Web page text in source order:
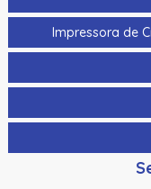
Impressora de